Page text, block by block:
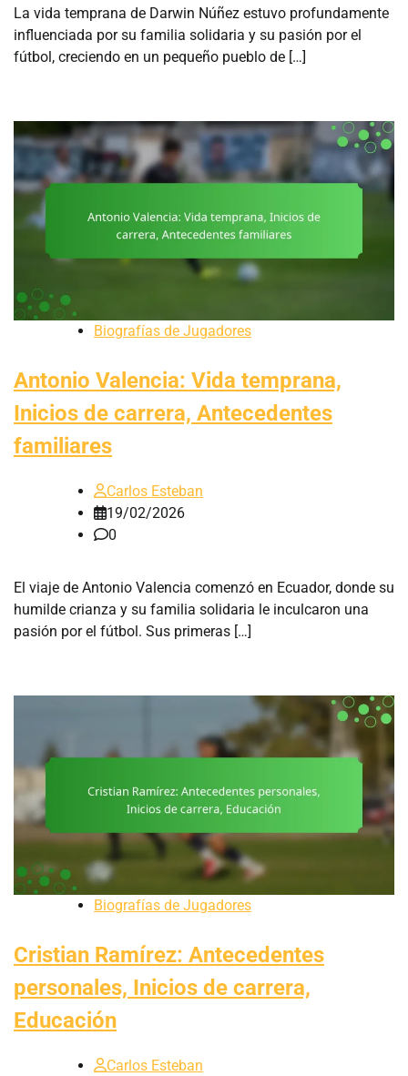
La vida temprana de Darwin Núñez estuvo profundamente
influenciada por su familia solidaria y su pasión por el
fútbol, creciendo en un pequeño pueblo de […]
Biografías de Jugadores
Antonio Valencia: Vida temprana,
Inicios de carrera, Antecedentes
familiares
Carlos Esteban
19/02/2026
0
El viaje de Antonio Valencia comenzó en Ecuador, donde su
humilde crianza y su familia solidaria le inculcaron una
pasión por el fútbol. Sus primeras […]
Biografías de Jugadores
Cristian Ramírez: Antecedentes
personales, Inicios de carrera,
Educación
Carlos Esteban